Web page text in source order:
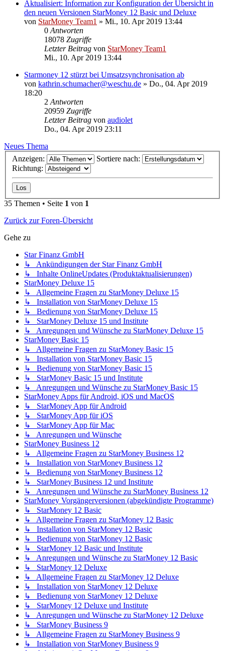
Aktualisiert: Information zur Konfiguration der Übersicht in
den neuen Versionen StarMoney 12 Basic und Deluxe
von StarMoney Team1 » Mi., 10. Apr 2019 13:44
0 Antworten
18078 Zugriffe
Letzter Beitrag von StarMoney Team1
Mi., 10. Apr 2019 13:44
Starmoney 12 stürzt bei Umsatzsynchronisation ab
von kathrin.schumacher@weschu.de » Do., 04. Apr 2019
18:20
2 Antworten
20959 Zugriffe
Letzter Beitrag von audiolet
Do., 04. Apr 2019 23:11
Neues Thema
Anzeigen:
Sortiere nach:
Richtung:
35 Themen • Seite 1 von 1
Zurück zur Foren-Übersicht
Gehe zu
Star Finanz GmbH
↳ Ankündigungen der Star Finanz GmbH
↳ Inhalte OnlineUpdates (Produktaktualisierungen)
StarMoney Deluxe 15
↳ Allgemeine Fragen zu StarMoney Deluxe 15
↳ Installation von StarMoney Deluxe 15
↳ Bedienung von StarMoney Deluxe 15
↳ StarMoney Deluxe 15 und Institute
↳ Anregungen und Wünsche zu StarMoney Deluxe 15
StarMoney Basic 15
↳ Allgemeine Fragen zu StarMoney Basic 15
↳ Installation von StarMoney Basic 15
↳ Bedienung von StarMoney Basic 15
↳ StarMoney Basic 15 und Institute
↳ Anregungen und Wünsche zu StarMoney Basic 15
StarMoney Apps für Android, iOS und MacOS
↳ StarMoney App für Android
↳ StarMoney App für iOS
↳ StarMoney App für Mac
↳ Anregungen und Wünsche
StarMoney Business 12
↳ Allgemeine Fragen zu StarMoney Business 12
↳ Installation von StarMoney Business 12
↳ Bedienung von StarMoney Business 12
↳ StarMoney Business 12 und Institute
↳ Anregungen und Wünsche zu StarMoney Business 12
StarMoney Vorgängerversionen (abgekündigte Programme)
↳ StarMoney 12 Basic
↳ Allgemeine Fragen zu StarMoney 12 Basic
↳ Installation von StarMoney 12 Basic
↳ Bedienung von StarMoney 12 Basic
↳ StarMoney 12 Basic und Institute
↳ Anregungen und Wünsche zu StarMoney 12 Basic
↳ StarMoney 12 Deluxe
↳ Allgemeine Fragen zu StarMoney 12 Deluxe
↳ Installation von StarMoney 12 Deluxe
↳ Bedienung von StarMoney 12 Deluxe
↳ StarMoney 12 Deluxe und Institute
↳ Anregungen und Wünsche zu StarMoney 12 Deluxe
↳ StarMoney Business 9
↳ Allgemeine Fragen zu StarMoney Business 9
↳ Installation von StarMoney Business 9